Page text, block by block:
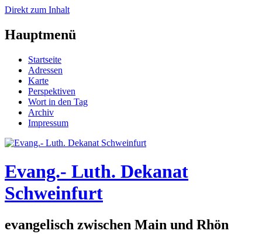
Direkt zum Inhalt
Hauptmenü
Startseite
Adressen
Karte
Perspektiven
Wort in den Tag
Archiv
Impressum
Evang.- Luth. Dekanat
Schweinfurt
evangelisch zwischen Main und Rhön